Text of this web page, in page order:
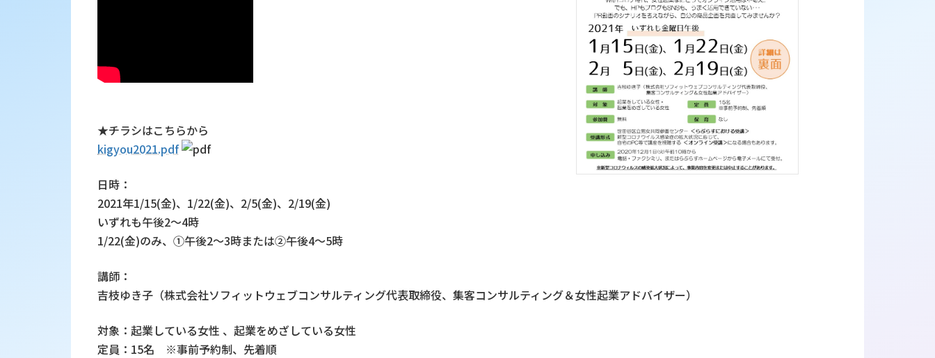
★チラシはこちらから
kigyou2021.pdf
日時：
2021年1/15(金)、1/22(金)、2/5(金)、2/19(金)
いずれも午後2～4時
1/22(金)のみ、①午後2～3時または②午後4～5時
講師：
吉枝ゆき子（株式会社ソフィットウェブコンサルティング代表取締役、集客コンサルティング＆女性起業アドバイザー）
対象：起業している女性 、起業をめざしている女性
定員：15名 ※事前予約制、先着順